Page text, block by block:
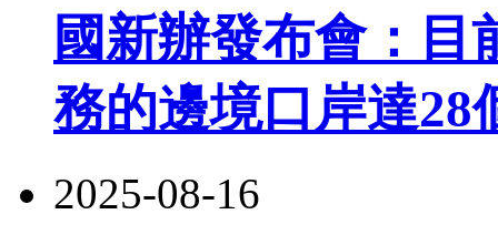
國新辦發布會：目
務的邊境口岸達28
2025-08-16